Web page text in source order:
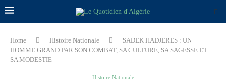
Home Histoire Nationale
SADEK HADJERES : UN
HOMME GRAND PAR SON COMBAT, SA CULTURE, SA SAGESSE ET
SA MODESTIE
Histoire Nationale